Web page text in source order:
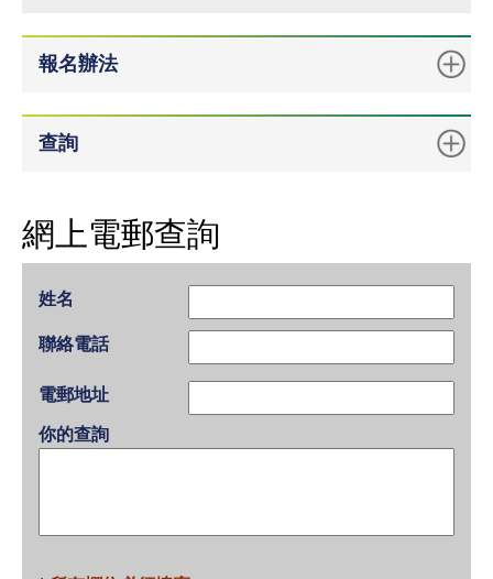
報名辦法
查詢
網上電郵查詢
姓名
聯絡電話
電郵地址
你的查詢